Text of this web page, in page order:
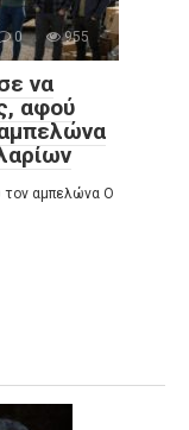
0 955
να
αφού
τον αμπελώνα Ο